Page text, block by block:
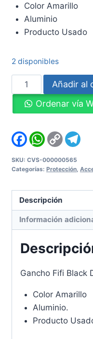
Color Amarillo
Aluminio
Producto Usado
2 disponibles
Gancho
Fifi
Black
cantidad
Añadir al
Ordenar vía
FacebookWhatsApp
Copy
Link
SKU: CVS-000000565
Categorías: Protección,
Descripción
Información
Gancho Fifi Black
Color Amarillo
Aluminio.
Producto